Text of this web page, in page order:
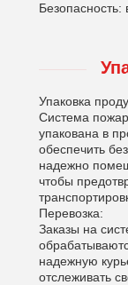
Безопасность:
Упаковка
Система
упакована в
обеспечить
надежно
чтобы
Перевозка:
Заказы на
надежную
отслеживать